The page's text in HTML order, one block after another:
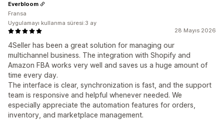
28 Mayıs 2026
4Seller has been a great solution for managing our
multichannel business. The integration with Shopify and
Amazon FBA works very well and saves us a huge amount of
time every day.
The interface is clear, synchronization is fast, and the support
team is responsive and helpful whenever needed. We
especially appreciate the automation features for orders,
inventory, and marketplace management.
Everbloom
Fransa
Uygulamayı kullanma süresi:3 ay